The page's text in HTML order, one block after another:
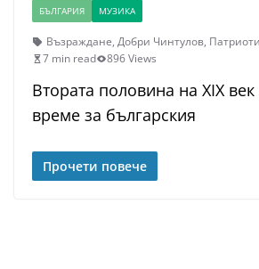
БЪЛГАРИЯ МУЗИКА
Възраждане, Добри Чинтулов,
7 min read
896 Views
Втората половина на XIX
време за българския
Прочети повече